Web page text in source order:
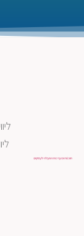
תוכנות ומערכות הפעלה לעסקים